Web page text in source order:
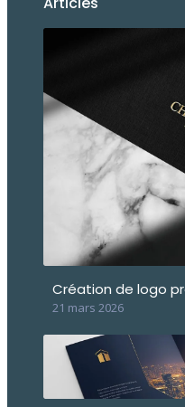
Création de logo
21 mars 2026